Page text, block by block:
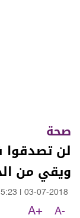
صحة
لن تصدقوا
ويقي من
03-07-2018
A-
A+